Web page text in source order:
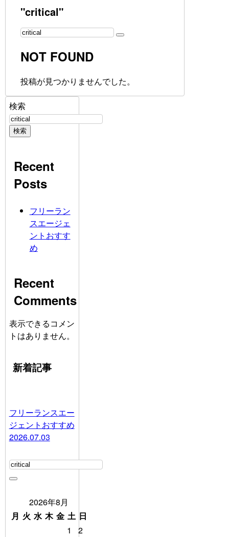
"critical"
NOT FOUND
投稿が見つかりませんでした。
検索
検索
Recent
Posts
フリーラン
スエージェ
ントおすす
め
Recent
Comments
表示できるコメン
トはありません。
新着記事
フリーランスエー
ジェントおすすめ
2026.07.03
2026年8月
月 火 水 木 金 土 日
1
2